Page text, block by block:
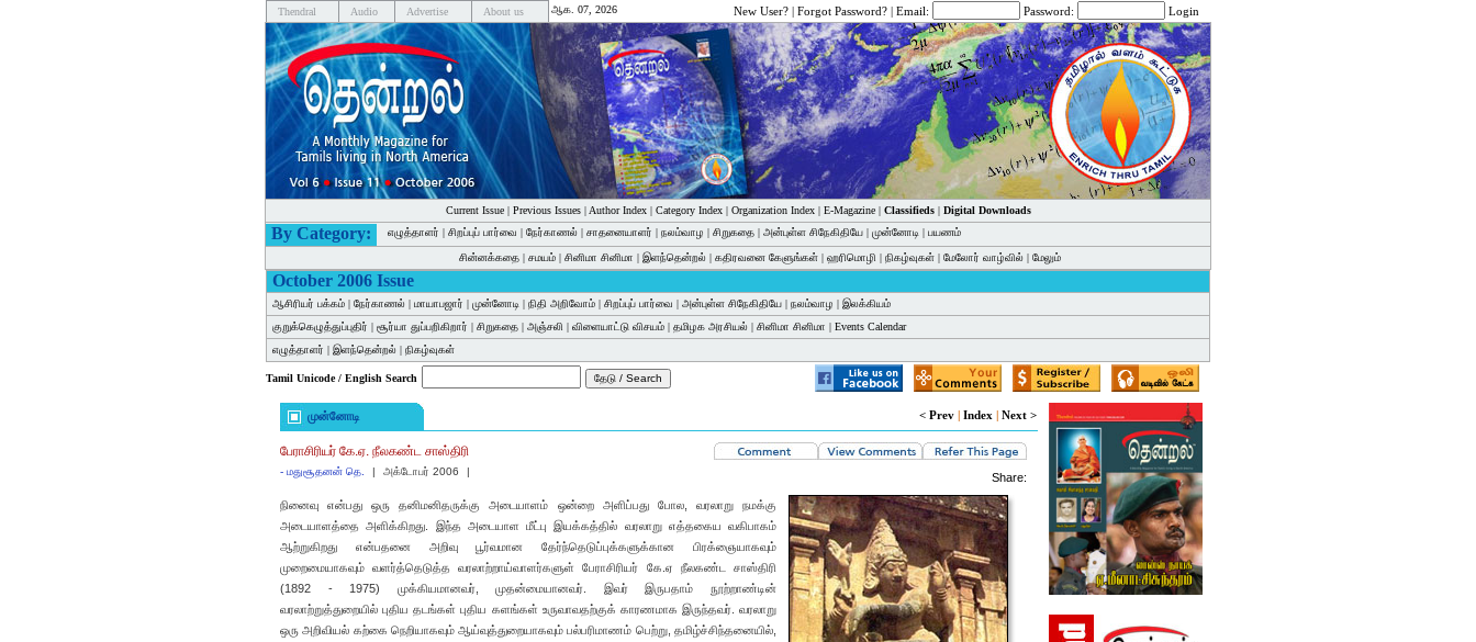
Thendral Audio Advertise About us ஆக. 07, 2026 New User? | Forgot Password? | Email: Password: Login
Current Issue| Previous Issues| Author Index| Category Index| Organization Index| E-Magazine| Classifieds| Digital Downloads
By Category: எழுத்தாளர் | சிறப்புப் பார்வை | நேர்காணல் | சாதனையாளர் | நலம்வாழ | சிறுகதை | அன்புள்ள சிநேகிதியே | முன்னோடி | பயணம்
சின்னக்கதை | சமயம் | சினிமா சினிமா | இளந்தென்றல் | கதிரவனை கேளுங்கள் | ஹரிமொழி | நிகழ்வுகள் | மேலோர் வாழ்வில் | மேலும்
October 2006 Issue
ஆசிரியர் பக்கம் | நேர்காணல் | மாயாபஜார் | முன்னோடி | நிதி அறிவோம் | சிறப்புப் பார்வை | அன்புள்ள சிநேகிதியே | நலம்வாழ | இலக்கியம்
குறுக்கெழுத்துப்புதிர் | சூர்யா துப்பறிகிறார் | சிறுகதை | அஞ்சலி | விளையாட்டு விசயம் | தமிழக அரசியல் | சினிமா சினிமா | Events Calendar
எழுத்தாளர் | இளந்தென்றல் | நிகழ்வுகள்
Tamil Unicode / English Search
முன்னோடி < Prev | Index | Next >
பேராசிரியர் கே.ஏ. நீலகண்ட சாஸ்திரி
- மதுசூதனன் தெ. | அக்டோபர் 2006 | Share:
நினைவு என்பது ஒரு தனிமனிதருக்கு அடையாளம் ஒன்றை அளிப்பது போல, வரலாறு நமக்கு
அடையாளத்தை அளிக்கிறது. இந்த அடையாள மீட்பு இயக்கத்தில் வரலாறு எத்தகைய வகிபாகம்
ஆற்றுகிறது என்பதனை அறிவு பூர்வமான தேர்ந்தெடுப்புக்களுக்கான பிரக்ஞையாகவும்
முறைமையாகவும் வளர்த்தெடுத்த வரலாற்றாய்வாளர்களுள் பேராசிரியர் கே.ஏ நீலகண்ட சாஸ்திரி
(1892 - 1975) முக்கியமானவர், முதன்மையானவர். இவர் இருபதாம் நூற்றாண்டின்
வரலாற்றுத்துறையில் புதிய தடங்கள் புதிய களங்கள் உருவாவதற்குக் காரணமாக இருந்தவர். வரலாறு
ஒரு அறிவியல் கற்கை நெறியாகவும் ஆய்வுத்துறையாகவும் பல்பரிமாணம் பெற்று, தமிழ்ச்சிந்தனையில்,